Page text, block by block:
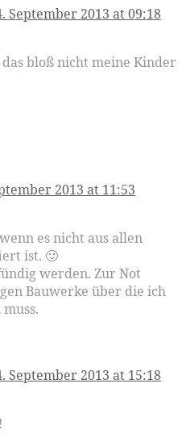
September 2013 at 09:18
das bloß nicht meine Kinder
2013 at 11:53
es nicht aus allen
ist. 🙂
werden. Zur Not
Bauwerke über die ich
September 2013 at 15:18